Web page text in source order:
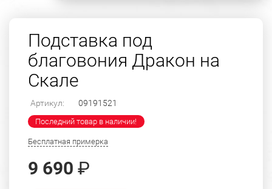
Подставка под
благовония Дракон на
Скале
Артикул: 09191521
Последний товар в наличии!
Бесплатная примерка
9 690 ₽